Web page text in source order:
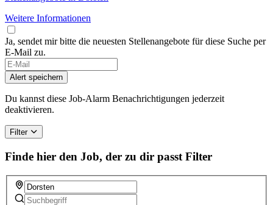
Weitere Informationen
Ja, sendet mir bitte die neuesten Stellenangebote für diese Suche per
E-Mail zu.
Alert speichern
Du kannst diese Job-Alarm Benachrichtigungen jederzeit
deaktivieren.
Filter
Finde hier den Job, der zu dir passt Filter